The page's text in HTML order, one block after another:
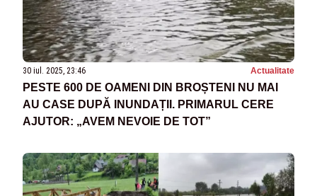
30 iul. 2025, 23:46 Actualitate
PESTE 600 DE OAMENI DIN BROȘTENI NU MAI
AU CASE DUPĂ INUNDAȚII. PRIMARUL CERE
AJUTOR: „AVEM NEVOIE DE TOT”